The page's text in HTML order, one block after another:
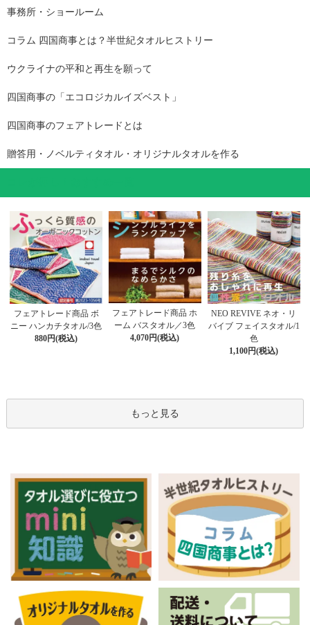
事務所・ショールーム
コラム 四国商事とは？半世紀タオルヒストリー
ウクライナの平和と再生を願って
四国商事の「エコロジカルイズベスト」
四国商事のフェアトレードとは
贈答用・ノベルティタオル・オリジナルタオルを作る
フェアトレード商品 ボ
ニー ハンカチタオル/3色
880円(税込)
フェアトレード商品 ホ
ーム バスタオル／3色
4,070円(税込)
NEO REVIVE ネオ・リ
バイブ フェイスタオル/1
色
1,100円(税込)
もっと見る